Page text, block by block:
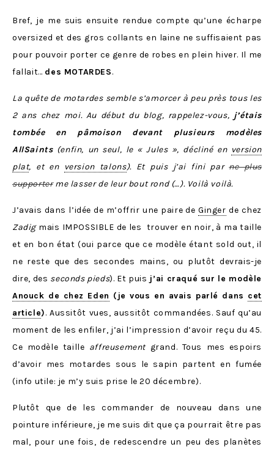
Bref, je me suis ensuite rendue compte qu’une écharpe
oversized et des gros collants en laine ne suffisaient pas
pour pouvoir porter ce genre de robes en plein hiver. Il me
fallait… des MOTARDES.
La quête de motardes semble s’amorcer à peu près tous les
2 ans chez moi. Au début du blog, rappelez-vous, j’étais
tombée en pâmoison devant plusieurs modèles
AllSaints(enfin, un seul, le « Jules », décliné en version
plat, et en version talons). Et puis j’ai fini parne plus
supporterme lasser de leur bout rond (…). Voilà voilà.
J’avais dans l’idée de m’offrir une paire deGinger de chez
Zadigmais IMPOSSIBLE de les trouver en noir, à ma taille
et en bon état (oui parce que ce modèle étant sold out, il
ne reste que des secondes mains, ou plutôt devrais-je
dire, des seconds pieds). Et puis j’ai craqué sur le modèle
Anouck de chez Eden (je vous en avais parlé dans cet
article). Aussitôt vues, aussitôt commandées. Sauf qu’au
moment de les enfiler, j’ai l’impression d’avoir reçu du 45.
Ce modèle taille affreusementgrand. Tous mes espoirs
d’avoir mes motardes sous le sapin partent en fumée
(info utile: je m’y suis prise le 20 décembre).
Plutôt que de les commander de nouveau dans une
pointure inférieure, je me suis dit que ça pourrait être pas
mal, pour une fois, de redescendre un peu des planètes